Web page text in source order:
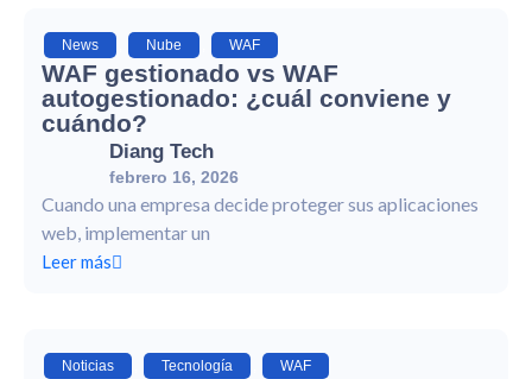
News Nube WAF
WAF gestionado vs WAF
autogestionado: ¿cuál conviene y
cuándo?
Diang Tech
febrero 16, 2026
Cuando una empresa decide proteger sus aplicaciones
web, implementar un
Leer más
Noticias Tecnología WAF